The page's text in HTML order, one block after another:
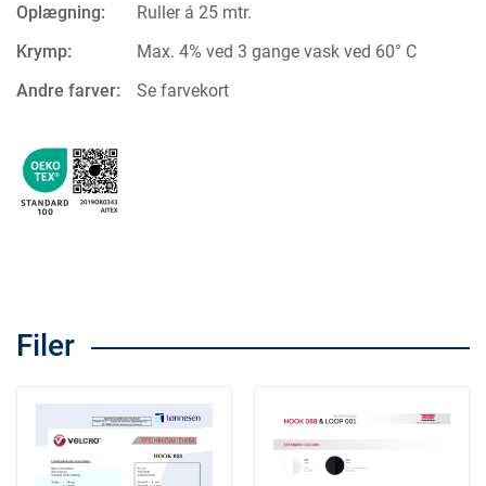
Oplægning:
Ruller á 25 mtr.
Krymp:
Max. 4% ved 3 gange vask ved 60° C
Andre farver:
Se farvekort
Filer